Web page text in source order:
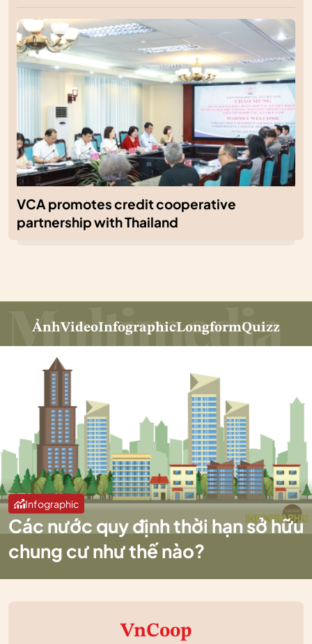
VCA promotes credit cooperative
partnership with Thailand
ẢnhVideoInfographicLongformQuizz
Infographic
Các nước quy định thời hạn sở hữu
chung cư như thế nào?
VnCoop